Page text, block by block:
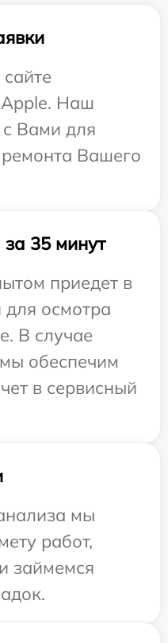
Apple. Наш
с Вами для
Вашего
35 минут
приедет в
осмотра
В случае
обеспечим
в сервисный
мы
работ,
займемся